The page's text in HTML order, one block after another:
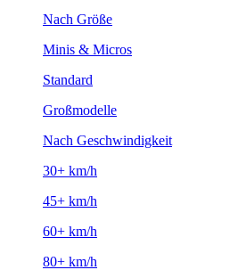
Nach Größe
Minis & Micros
Standard
Großmodelle
Nach Geschwindigkeit
30+ km/h
45+ km/h
60+ km/h
80+ km/h